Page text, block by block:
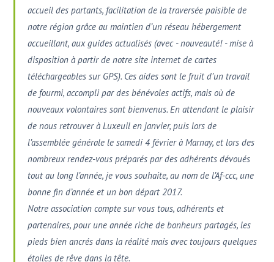
accueil des partants, facilitation de la traversée paisible de
notre région grâce au maintien d’un réseau hébergement
accueillant, aux guides actualisés (avec - nouveauté! - mise à
disposition à partir de notre site internet de cartes
téléchargeables sur GPS). Ces aides sont le fruit d’un travail
de fourmi, accompli par des bénévoles actifs, mais où de
nouveaux volontaires sont bienvenus. En attendant le plaisir
de nous retrouver à Luxeuil en janvier, puis lors de
l’assemblée générale le samedi 4 février à Marnay, et lors des
nombreux rendez-vous préparés par des adhérents dévoués
tout au long l’année, je vous souhaite, au nom de l’Af-ccc, une
bonne fin d’année et un bon départ 2017.
Notre association compte sur vous tous, adhérents et
partenaires, pour une année riche de bonheurs partagés, les
pieds bien ancrés dans la réalité mais avec toujours quelques
étoiles de rêve dans la tête.